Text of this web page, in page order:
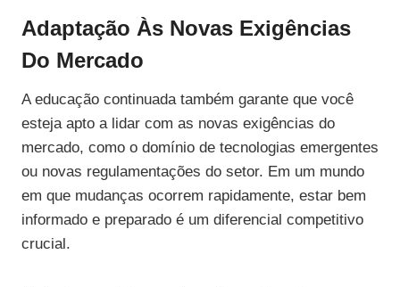
Adaptação Às Novas Exigências
Do Mercado
A educação continuada também garante que você
esteja apto a lidar com as novas exigências do
mercado, como o domínio de tecnologias emergentes
ou novas regulamentações do setor. Em um mundo
em que mudanças ocorrem rapidamente, estar bem
informado e preparado é um diferencial competitivo
crucial.